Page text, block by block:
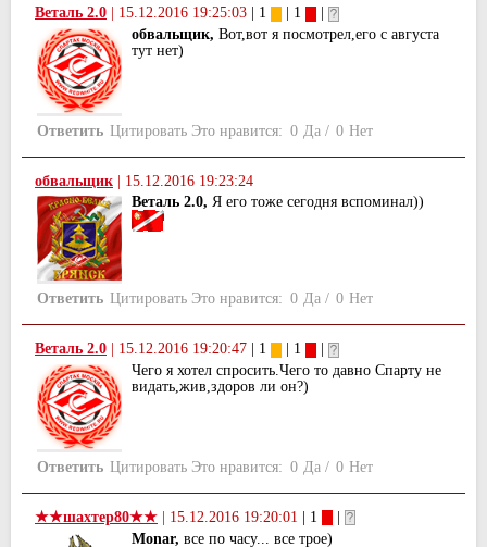
Веталь 2.0 15.12.2016 19:25:03 | 1 | 1
обвальщик, Вот,вот я посмотрел,его с августа
тут нет)
Ответить Цитировать Это нравится: 0 Да / 0 Нет
обвальщик
15.12.2016 19:23:24
Веталь 2.0, Я его тоже сегодня вспоминал))
Ответить Цитировать Это нравится: 0 Да / 0 Нет
Веталь 2.0 | 15.12.2016 19:20:47 | 1 | 1
|
Чего я хотел спросить.Чего то давно Спарту не
видать,жив,здоров ли он?)
Ответить Цитировать Это нравится: 0 Да / 0 Нет
★★шахтер80★★ | 15.12.2016 19:20:01 | 1
|
Monar, все по часу... все трое)